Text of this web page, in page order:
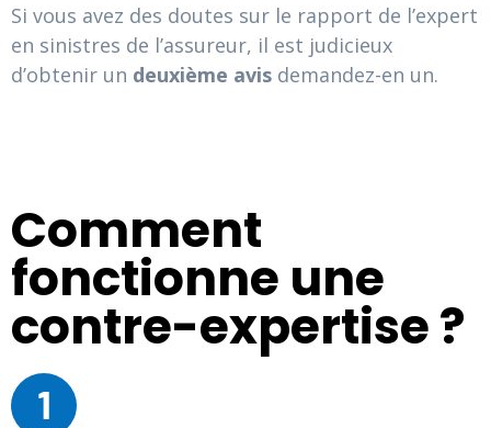
Si vous avez des doutes sur le rapport de l’expert
en sinistres de l’assureur, il est judicieux
d’obtenir un deuxième avis demandez-en un.
Comment
fonctionne une
contre-expertise ?
1